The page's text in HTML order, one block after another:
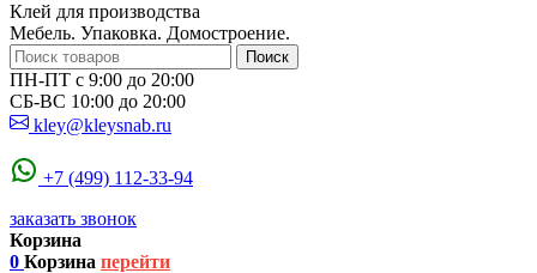
Клей для производства
Мебель. Упаковка. Домостроение.
Поиск
ПН-ПТ с 9:00 до 20:00
СБ-ВС 10:00 до 20:00
kley@kleysnab.ru
+7 (499) 112-33-94
заказать звонок
Корзина
0 Корзина перейти